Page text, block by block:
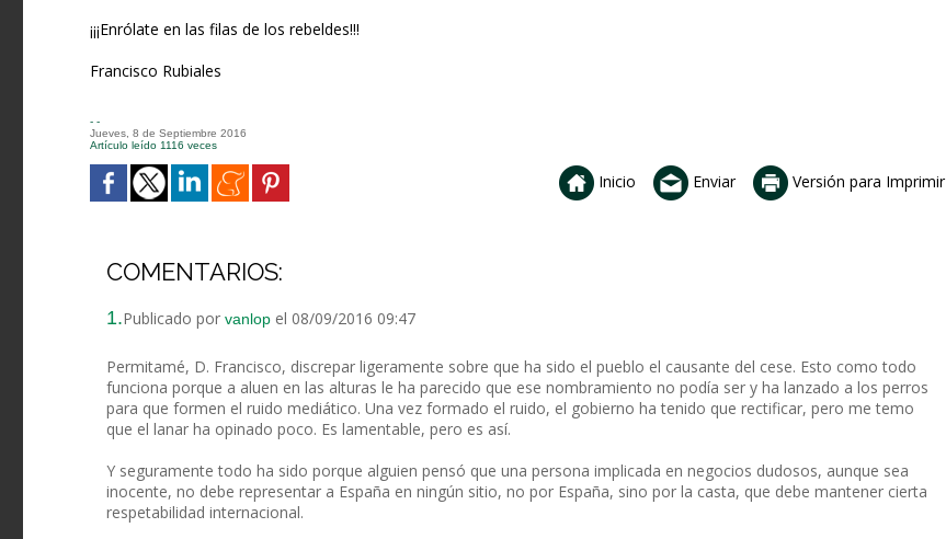
¡¡¡Enrólate en las filas de los rebeldes!!!
Francisco Rubiales
- -
Jueves, 8 de Septiembre 2016
Artículo leído 1116 veces
Inicio Enviar Versión para Imprimir
COMENTARIOS:
1.Publicado por vanlop el 08/09/2016 09:47
Permitamé, D. Francisco, discrepar ligeramente sobre que ha sido el pueblo el causante del cese. Esto como todo
funciona porque a aluen en las alturas le ha parecido que ese nombramiento no podía ser y ha lanzado a los perros
para que formen el ruido mediático. Una vez formado el ruido, el gobierno ha tenido que rectificar, pero me temo
que el lanar ha opinado poco. Es lamentable, pero es así.
Y seguramente todo ha sido porque alguien pensó que una persona implicada en negocios dudosos, aunque sea
inocente, no debe representar a España en ningún sitio, no por España, sino por la casta, que debe mantener cierta
respetabilidad internacional.